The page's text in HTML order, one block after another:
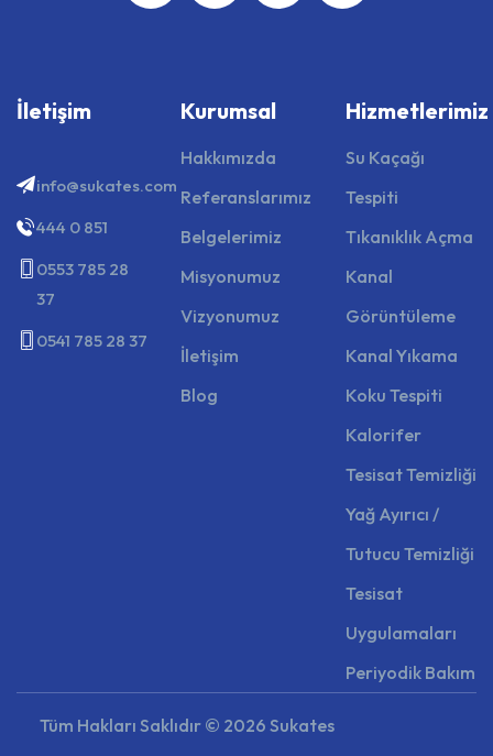
İletişim
info@sukates.com
444 0 851
0553 785 28
37
0541 785 28 37
Kurumsal
Hakkımızda
Referanslarımız
Belgelerimiz
Misyonumuz
Vizyonumuz
İletişim
Blog
Hizmetlerimiz
Su Kaçağı
Tespiti
Tıkanıklık Açma
Kanal
Görüntüleme
Kanal Yıkama
Koku Tespiti
Kalorifer
Tesisat Temizliği
Yağ Ayırıcı /
Tutucu Temizliği
Tesisat
Uygulamaları
Periyodik Bakım
Tüm Hakları Saklıdır © 2026 Sukates